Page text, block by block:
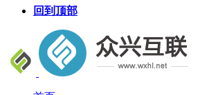
回到顶部